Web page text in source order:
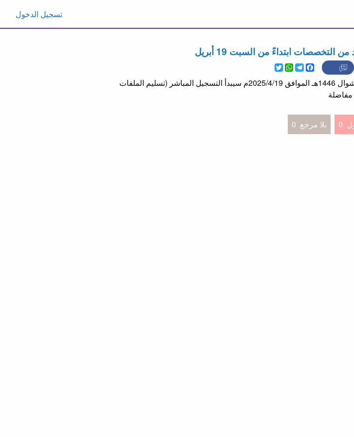
تسجيل الدخول
ابتداءً من السبت 19 أبريل
Twitter
WhatsApp
Telegram
Facebook
تعلن جامعة ذمار أنه ابتداءً من يوم السبت الموافق 21 شوال 1446هـ الموافق 2025/4/19م سيبدأ التسجيل المباشر (تسليم الملفات
مفاضلة
0 بلا مرجع 0